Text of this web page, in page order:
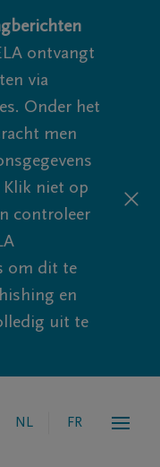
ontvangt
via
Onder het
men
Klik niet op
controleer
om dit te
en
uit te
NL FR